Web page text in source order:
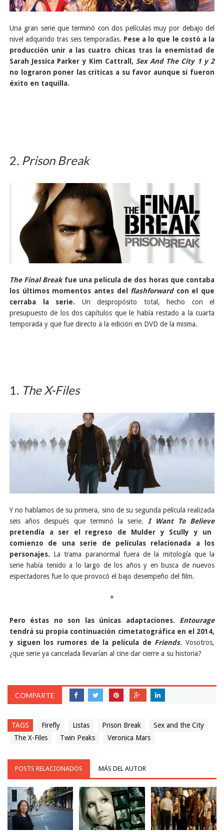
Una gran serie que terminó con dos películas muy por debajo del
nivel adquirido tras seis temporadas. Pese a lo que le costó a la
producción unir a las cuatro chicas tras la enemistad de
Sarah Jessica Parker y Kim Cattrall, Sex And The City 1 y 2
no lograron poner las críticas a su favor aunque sí fueron
éxito en taquilla.
2. Prison Break
The Final Breakfue una película de dos horas que contaba
los últimos momentos antes del flashforward con el que
cerraba la serie. Un despropósito total, hecho con el
presupuesto de los dos capítulos que le había restado a la cuarta
temporada y que fue directo a la edición en DVD de la misma.
1. The X-Files
Y no hablamos de su primera, sino de su segunda película realizada
seis años después que terminó la serie. I Want To Believe
pretendía a ser el regreso de Mulder y Scully y un
comienzo de una serie de películas relacionada a los
personajes. La trama paranormal fuera de la mitología que la
serie había tenido a lo largo de los años y en busca de nuevos
espectadores fue lo que provocó el bajo desempeño del film.
*
Pero éstas no son las únicas adaptaciones. Entourage
tendrá su propia continuación cimetatográfica en el 2014,
y siguen los rumores de la película de Friends.Vosotros,
¿que serie ya cancelada llevarían al cine dar cierre a su historia?
COMPARTE
TAGS Firefly Listas Prison Break
Sex and the City
The X-Files
Twin Peaks Veronica Mars
POSTS RELACIONADOS MÁS DEL AUTOR